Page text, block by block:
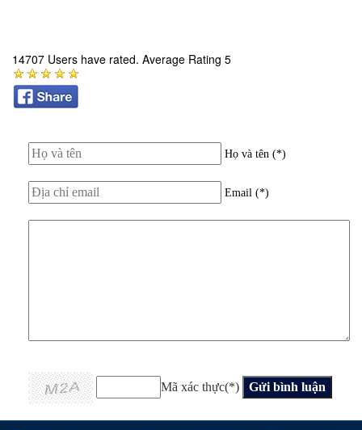
14707 Users have rated. Average Rating 5
Họ và tên (*)
Email (*)
Mã xác thực(*)